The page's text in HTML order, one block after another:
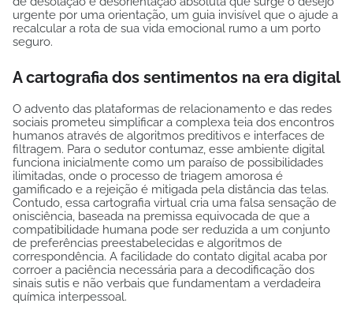
urgente por uma orientação, um guia invisível que o ajude a
recalcular a rota de sua vida emocional rumo a um porto
seguro.
A cartografia dos sentimentos na era digital
O advento das plataformas de relacionamento e das redes
sociais prometeu simplificar a complexa teia dos encontros
humanos através de algoritmos preditivos e interfaces de
filtragem. Para o sedutor contumaz, esse ambiente digital
funciona inicialmente como um paraíso de possibilidades
ilimitadas, onde o processo de triagem amorosa é
gamificado e a rejeição é mitigada pela distância das telas.
Contudo, essa cartografia virtual cria uma falsa sensação de
onisciência, baseada na premissa equivocada de que a
compatibilidade humana pode ser reduzida a um conjunto
de preferências preestabelecidas e algoritmos de
correspondência. A facilidade do contato digital acaba por
corroer a paciência necessária para a decodificação dos
sinais sutis e não verbais que fundamentam a verdadeira
química interpessoal.